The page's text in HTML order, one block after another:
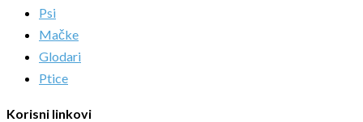
Psi
Mačke
Glodari
Ptice
Korisni linkovi